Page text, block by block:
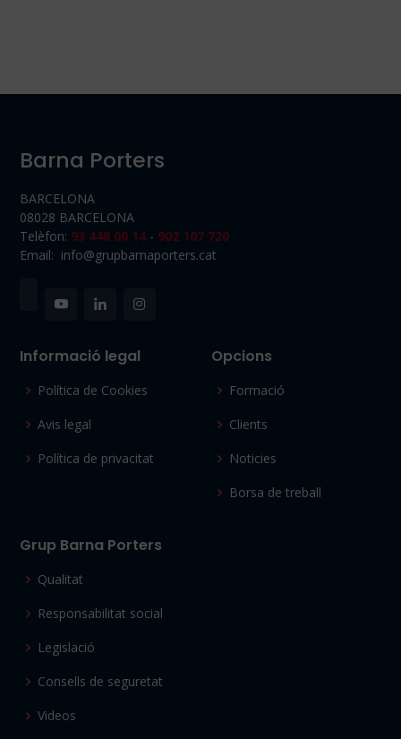
Barna Porters
BARCELONA
08028 BARCELONA
Telèfon: 93 448 00 14 - 902 107 720
Email: info@grupbarnaporters.cat
Informació legal
Política de Cookies
Avis legal
Política de privacitat
Opcions
Formació
Clients
Noticies
Borsa de treball
Grup Barna Porters
Qualitat
Responsabilitat social
Legislació
Consells de seguretat
Videos